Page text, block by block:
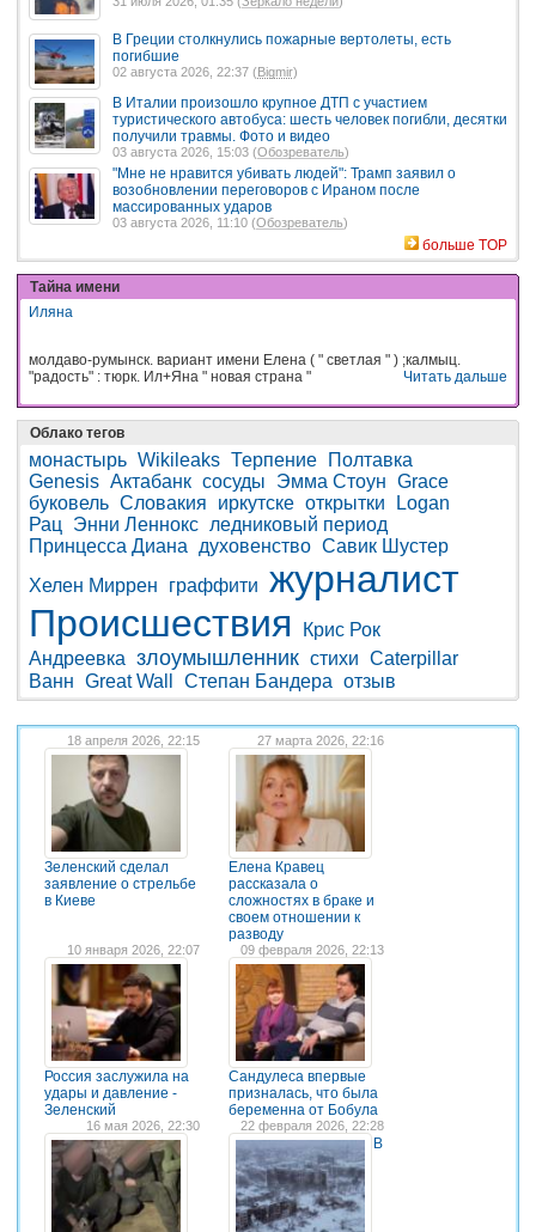
В Греции столкнулись пожарные вертолеты, есть
погибшие
02 августа 2026, 22:37 (Bigmir)
В Италии произошло крупное ДТП с участием
туристического автобуса: шесть человек погибли, десятки
получили травмы. Фото и видео
03 августа 2026, 15:03 (Обозреватель)
"Мне не нравится убивать людей": Трамп заявил о
возобновлении переговоров с Ираном после
массированных ударов
03 августа 2026, 11:10 (Обозреватель)
больше TOP
Тайна имени
Иляна
молдаво-румынск. вариант имени Елена ( " светлая " ) ;калмыц.
"радость" : тюрк. Ил+Яна " новая страна "
Читать дальше
Облако тегов
монастырь Wikileaks Терпение
Полтавка
Genesis Актабанк сосуды Эмма Стоун Grace
буковель Словакия иркутске открытки
Logan
Рац
Энни Леннокс ледниковый период
Принцесса Диана
духовенство Савик Шустер
Хелен Миррен
граффити журналист
Происшествия
Крис Рок
Андреевка злоумышленник стихи Caterpillar
Ванн Great Wall Степан Бандера отзыв
18 апреля 2026, 22:15
Зеленский сделал
заявление о стрельбе
в Киеве
27 марта 2026, 22:16
Елена Кравец
рассказала о
сложностях в браке и
своем отношении к
разводу
10 января 2026, 22:07
Россия заслужила на
удары и давление -
Зеленский
09 февраля 2026, 22:13
Сандулеса впервые
призналась, что была
беременна от Бобула
16 мая 2026, 22:30 22 февраля 2026, 22:28
В